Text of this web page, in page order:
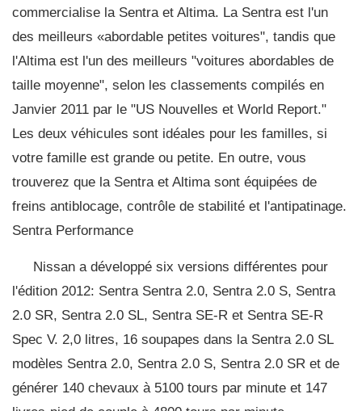
commercialise la Sentra et Altima. La Sentra est l'un
des meilleurs «abordable petites voitures", tandis que
l'Altima est l'un des meilleurs "voitures abordables de
taille moyenne", selon les classements compilés en
Janvier 2011 par le "US Nouvelles et World Report."
Les deux véhicules sont idéales pour les familles, si
votre famille est grande ou petite. En outre, vous
trouverez que la Sentra et Altima sont équipées de
freins antiblocage, contrôle de stabilité et l'antipatinage.
Sentra Performance
Nissan a développé six versions différentes pour
l'édition 2012: Sentra Sentra 2.0, Sentra 2.0 S, Sentra
2.0 SR, Sentra 2.0 SL, Sentra SE-R et Sentra SE-R
Spec V. 2,0 litres, 16 soupapes dans la Sentra 2.0 SL
modèles Sentra 2.0, Sentra 2.0 S, Sentra 2.0 SR et de
générer 140 chevaux à 5100 tours par minute et 147